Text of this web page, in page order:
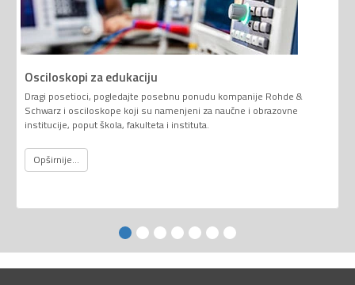
Osciloskopi za edukaciju
Dragi posetioci, pogledajte posebnu ponudu kompanije Rohde &
Schwarz i osciloskope koji su namenjeni za naučne i obrazovne
institucije, poput škola, fakulteta i instituta.
Opširnije...